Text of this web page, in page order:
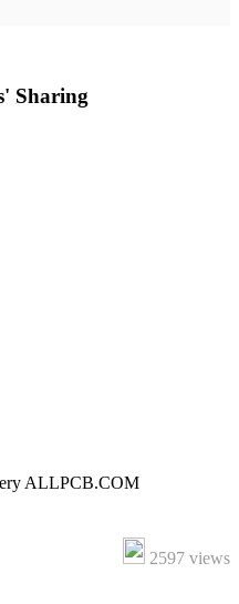
Sharing
ALLPCB.COM
2597 views